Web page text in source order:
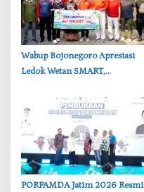
‎Wabup Bojonegoro Apresiasi
Ledok Wetan SMART,
Bersinergi
‎PORPAMDA Jatim 2026 Resmi